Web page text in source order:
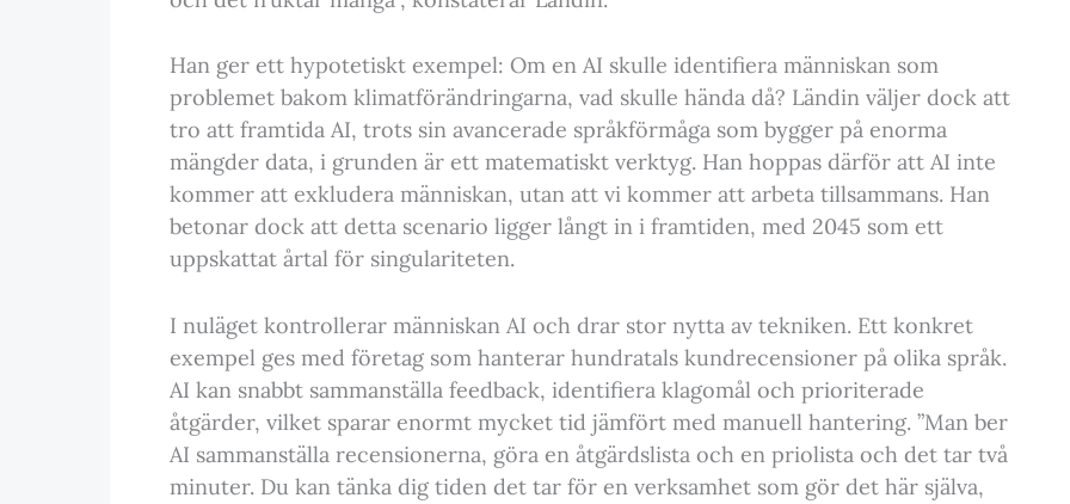
Han ger ett hypotetiskt exempel: Om en AI skulle identifiera människan som
problemet bakom klimatförändringarna, vad skulle hända då? Ländin väljer dock att
tro att framtida AI, trots sin avancerade språkförmåga som bygger på enorma
mängder data, i grunden är ett matematiskt verktyg. Han hoppas därför att AI inte
kommer att exkludera människan, utan att vi kommer att arbeta tillsammans. Han
betonar dock att detta scenario ligger långt in i framtiden, med 2045 som ett
uppskattat årtal för singulariteten.
I nuläget kontrollerar människan AI och drar stor nytta av tekniken. Ett konkret
exempel ges med företag som hanterar hundratals kundrecensioner på olika språk.
AI kan snabbt sammanställa feedback, identifiera klagomål och prioriterade
åtgärder, vilket sparar enormt mycket tid jämfört med manuell hantering. ”Man ber
AI sammanställa recensionerna, göra en åtgärdslista och en priolista och det tar två
minuter. Du kan tänka dig tiden det tar för en verksamhet som gör det här själva,